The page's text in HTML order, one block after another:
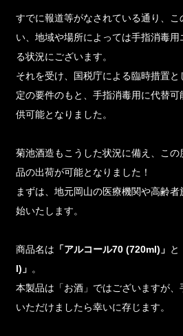
すでに報道等がなされている通り、
い、地域や場所によっては手指消毒
る状況にございます。
それを受け、国税庁による臨時措置
定の要件のもと、手指消毒用に代替
供可能となりました。
菊池酒造もこうした状況に備え、こ
品の出荷が可能となりました！
まずは、地元岡山の医療機関や高齢
始いたします。
商品名は 「アルコール70 (720ml)」 と
l)」 。
本製品は「お酒」ではございますが
いただけましたら幸いに存じます。